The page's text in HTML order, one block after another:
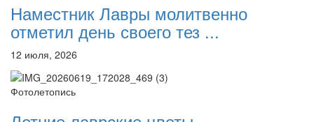
Наместник Лавры молитвенно
отметил день своего тез ...
12 июля, 2026
Фотолетопись